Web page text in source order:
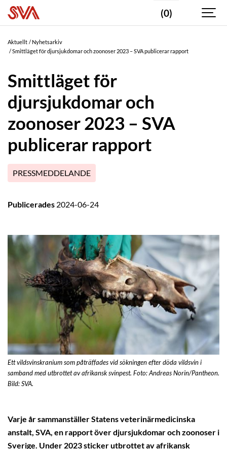
(0)
Aktuellt
Nyhetsarkiv
Smittläget för djursjukdomar och zoonoser 2023 – SVA publicerar rapport
Smittläget för
djursjukdomar och
zoonoser 2023 – SVA
publicerar rapport
PRESSMEDDELANDE
Publicerades 2024-06-24
Ett vildsvinskranium som påträffades vid sökningen efter döda vildsvin i
samband med utbrottet av afrikansk svinpest. Foto: Andreas Norin/Pantheon.
Bild: SVA.
Varje år sammanställer Statens veterinärmedicinska
anstalt, SVA, en rapport över djursjukdomar och zoonoser i
Sverige. Under 2023 sticker utbrottet av afrikansk